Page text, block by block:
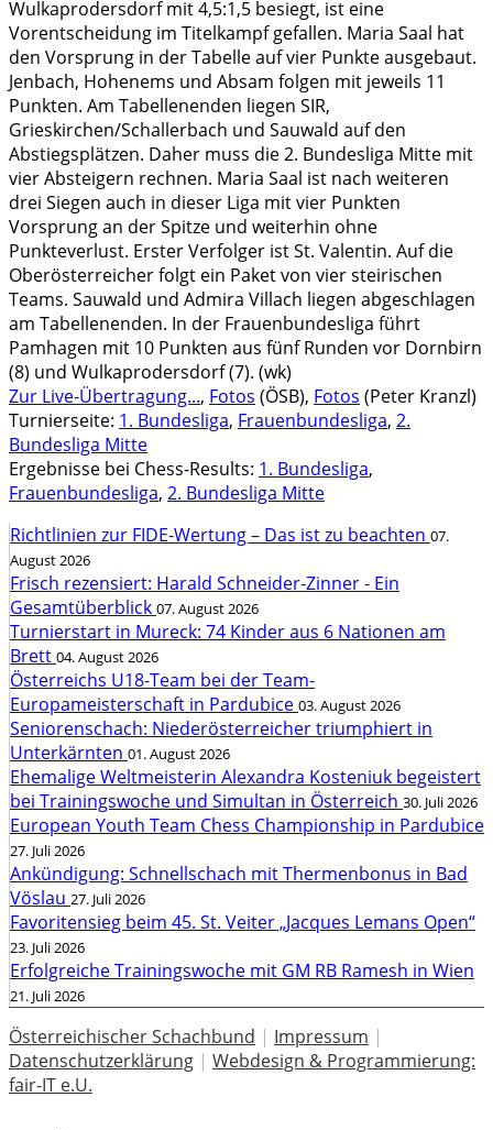
Wulkaprodersdorf mit 4,5:1,5 besiegt, ist eine
Vorentscheidung im Titelkampf gefallen. Maria Saal hat
den Vorsprung in der Tabelle auf vier Punkte ausgebaut.
Jenbach, Hohenems und Absam folgen mit jeweils 11
Punkten. Am Tabellenenden liegen SIR,
Grieskirchen/Schallerbach und Sauwald auf den
Abstiegsplätzen. Daher muss die 2. Bundesliga Mitte mit
vier Absteigern rechnen. Maria Saal ist nach weiteren
drei Siegen auch in dieser Liga mit vier Punkten
Vorsprung an der Spitze und weiterhin ohne
Punkteverlust. Erster Verfolger ist St. Valentin. Auf die
Oberösterreicher folgt ein Paket von vier steirischen
Teams. Sauwald und Admira Villach liegen abgeschlagen
am Tabellenenden. In der Frauenbundesliga führt
Pamhagen mit 10 Punkten aus fünf Runden vor Dornbirn
(8) und Wulkaprodersdorf (7). (wk)
Zur Live-Übertragung..., Fotos (ÖSB), Fotos (Peter Kranzl)
Turnierseite: 1. Bundesliga, Frauenbundesliga, 2.
Bundesliga Mitte
Ergebnisse bei Chess-Results: 1. Bundesliga,
Frauenbundesliga, 2. Bundesliga Mitte
Richtlinien zur FIDE-Wertung – Das ist zu beachten 07.
August 2026
Frisch rezensiert: Harald Schneider-Zinner - Ein
Gesamtüberblick 07. August 2026
Turnierstart in Mureck: 74 Kinder aus 6 Nationen am
Brett 04. August 2026
Österreichs U18-Team bei der Team-
Europameisterschaft in Pardubice 03. August 2026
Seniorenschach: Niederösterreicher triumphiert in
Unterkärnten 01. August 2026
Ehemalige Weltmeisterin Alexandra Kosteniuk begeistert
bei Trainingswoche und Simultan in Österreich 30. Juli 2026
European Youth Team Chess Championship in Pardubice
27. Juli 2026
Ankündigung: Schnellschach mit Thermenbonus in Bad
Vöslau 27. Juli 2026
Favoritensieg beim 45. St. Veiter „Jacques Lemans Open“
23. Juli 2026
Erfolgreiche Trainingswoche mit GM RB Ramesh in Wien
21. Juli 2026
Österreichischer Schachbund | Impressum |
Datenschutzerklärung | Webdesign & Programmierung:
fair-IT e.U.